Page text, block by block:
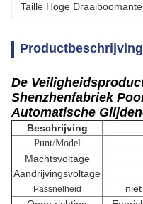
Taille Hoge
Productbeschrijving
De
Shenzhenfabriek
Automatische
Beschrijving
Punt/Model
Machtsvoltage
Aandrijvingsvoltage
Passnelheid